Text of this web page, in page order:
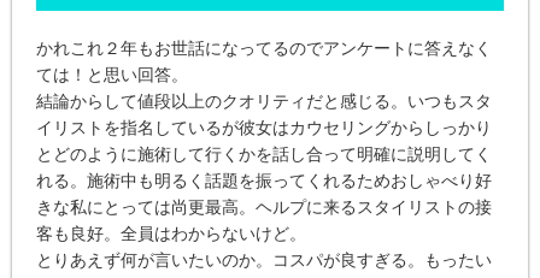
かれこれ２年もお世話になってるのでアンケートに答えなく
ては！と思い回答。
結論からして値段以上のクオリティだと感じる。いつもスタ
イリストを指名しているが彼女はカウセリングからしっかり
とどのように施術して行くかを話し合って明確に説明してく
れる。施術中も明るく話題を振ってくれるためおしゃべり好
きな私にとっては尚更最高。ヘルプに来るスタイリストの接
客も良好。全員はわからないけど。
とりあえず何が言いたいのか。コスパが良すぎる。もったい